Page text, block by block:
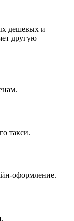
дешевых и
другую
такси.
оформление.